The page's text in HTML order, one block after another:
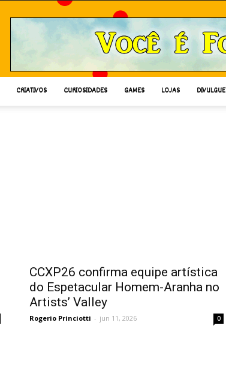
CRIATIVOS CURIOSIDADES GAMES LOJAS DIVULGUE
CCXP26 confirma equipe artística
do Espetacular Homem-Aranha no
Artists’ Valley
Rogerio Princiotti - jun 11, 2026 0